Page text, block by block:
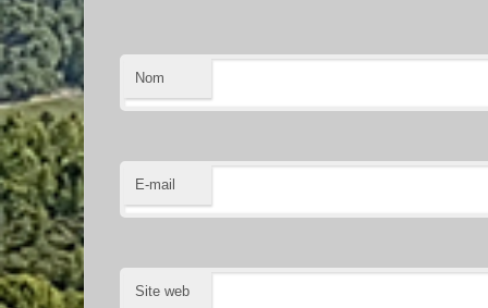
Nom
E-mail
Site web